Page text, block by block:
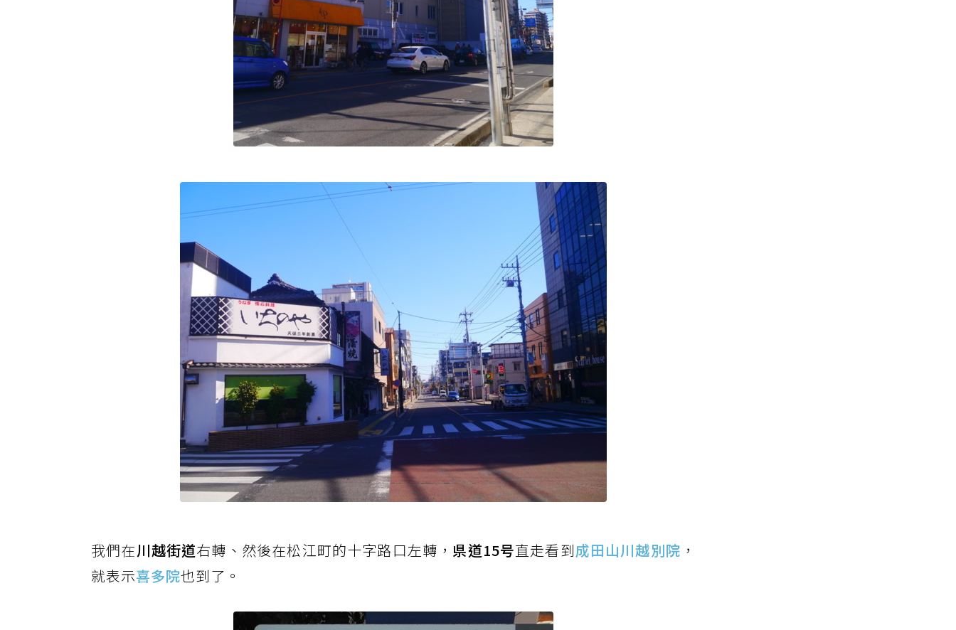
我們在川越街道右轉、然後在松江町的十字路口左轉， 県道15号直走看到成田山川越別院 ，
就表示喜多院也到了。